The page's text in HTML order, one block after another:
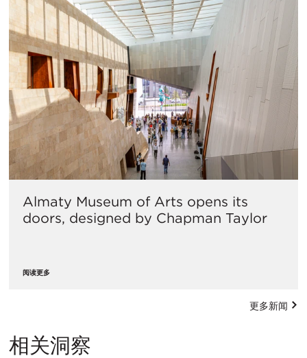
Almaty Museum of Arts opens its
doors, designed by Chapman Taylor
阅读更多
更多新闻
相关洞察